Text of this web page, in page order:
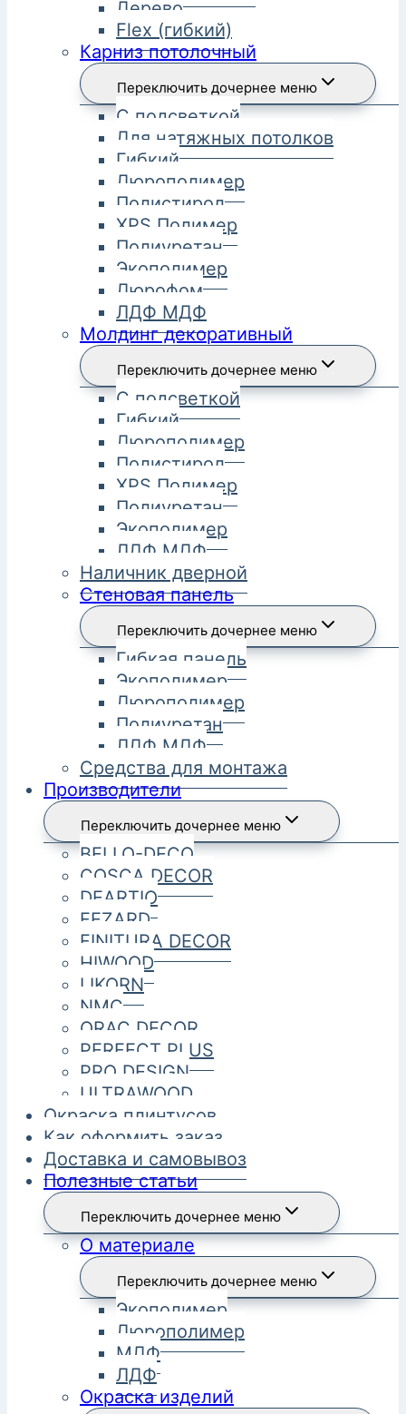
Дерево
Flex (гибкий)
Карниз потолочный
Переключить дочернее меню
С подсветкой
Для натяжных потолков
Гибкий
Дюрополимер
Полистирол
XPS Полимер
Полиуретан
Экополимер
Дюрофом
ЛДФ МДФ
Молдинг декоративный
Переключить дочернее меню
С подсветкой
Гибкий
Дюрополимер
Полистирол
XPS Полимер
Полиуретан
Экополимер
ЛДФ МДФ
Наличник дверной
Стеновая панель
Переключить дочернее меню
Гибкая панель
Экополимер
Дюрополимер
Полиуретан
ЛДФ МДФ
Средства для монтажа
Производители
Переключить дочернее меню
BELLO-DECO
COSCA DECOR
DEARTIO
FEZARD
FINITURA DECOR
HIWOOD
LIKORN
NMC
ORAC DECOR
PERFECT PLUS
PRO DESIGN
ULTRAWOOD
Окраска плинтусов
Как оформить заказ
Доставка и самовывоз
Полезные статьи
Переключить дочернее меню
О материале
Переключить дочернее меню
Экополимер
Дюрополимер
МДФ
ЛДФ
Окраска изделий